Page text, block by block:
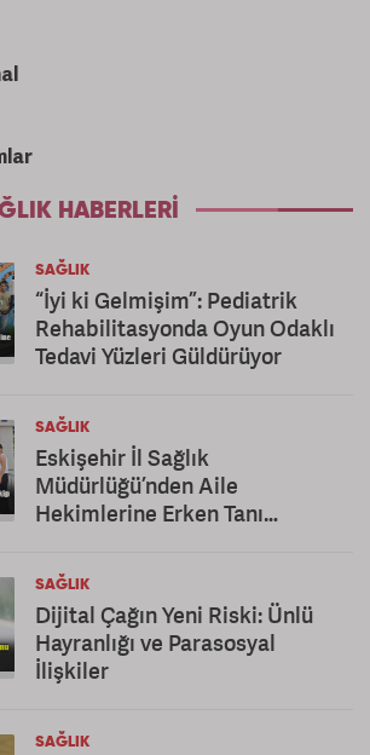
HABERLERI
SAĞLIK
“İyi ki Gelmişim”: Pediatrik
Rehabilitasyonda Oyun Odaklı
Tedavi Yüzleri Güldürüyor
SAĞLIK
Eskişehir İl Sağlık
Müdürlüğü’nden Aile
Hekimlerine Erken Tanı
SAĞLIK
Dijital Çağın Yeni Riski: Ünlü
Hayranlığı ve Parasosyal
İlişkiler
SAĞLIK